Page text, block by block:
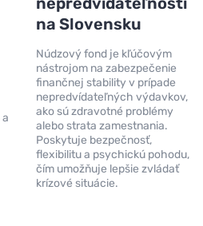
na Slovensku
Núdzový fond je kľúčovým
nástrojom na zabezpečenie
finančnej stability v prípade
nepredvídateľných výdavkov,
ako sú zdravotné problémy
alebo strata zamestnania.
Poskytuje bezpečnosť,
flexibilitu a psychickú pohodu,
čím umožňuje lepšie zvládať
krízové situácie.